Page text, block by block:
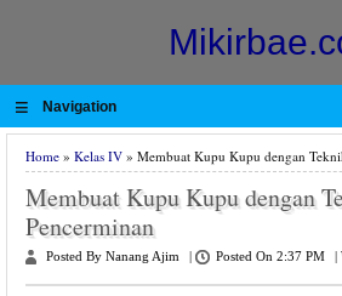
≡ Navigation
Home » Kelas IV » Membuat Kupu Kupu dengan
Membuat Kupu Kupu dengan
Pencerminan
Posted By Nanang Ajim Posted On 2:37 PM